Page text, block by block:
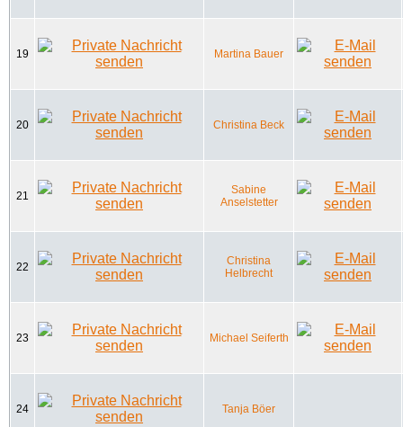
19 Martina Bauer
20 Christina Beck
21
Sabine
Anselstetter
22
Christina
Helbrecht
23 Michael Seiferth
24 Tanja Böer